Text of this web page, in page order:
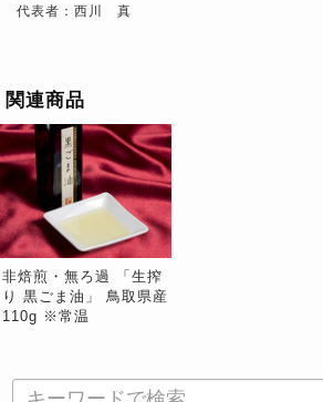
代表者：西川 真
関連商品
非焙煎・無ろ過 「生搾
り 黒ごま油」 鳥取県産
110g ※常温